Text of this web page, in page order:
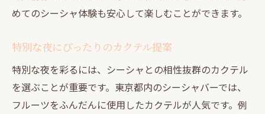
めてのシーシャ体験も安心して楽しむことができます。
特別な夜にぴったりのカクテル提案
特別な夜を彩るには、シーシャとの相性抜群のカクテル
を選ぶことが重要です。東京都内のシーシャバーでは、
フルーツをふんだんに使用したカクテルが人気です。例